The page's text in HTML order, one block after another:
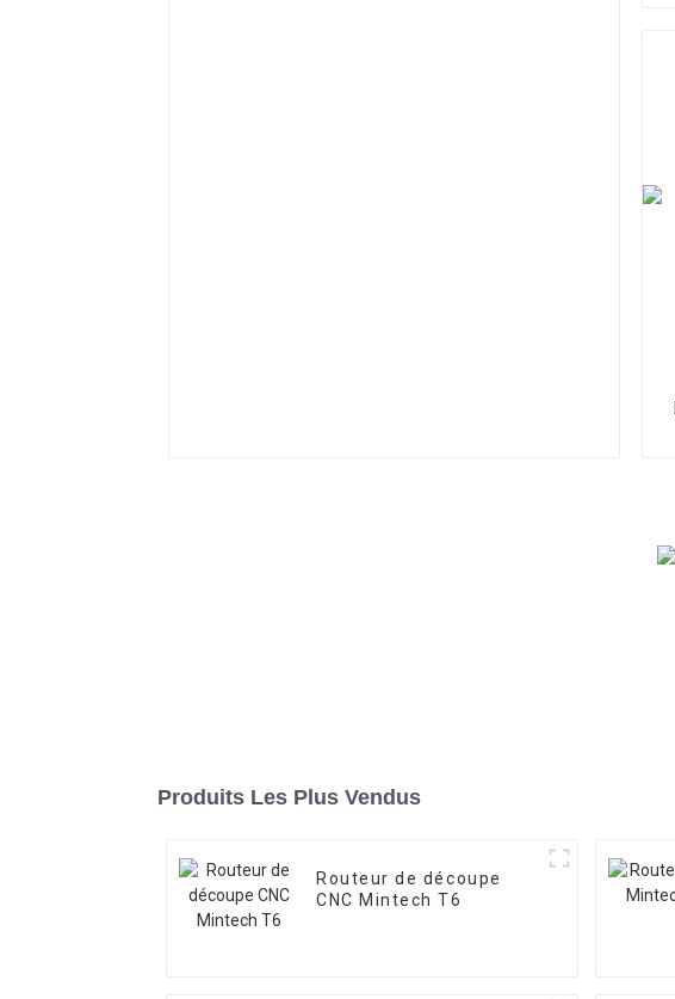
Produits Les Plus Vendus
Routeur de découpe
CNC Mintech T6